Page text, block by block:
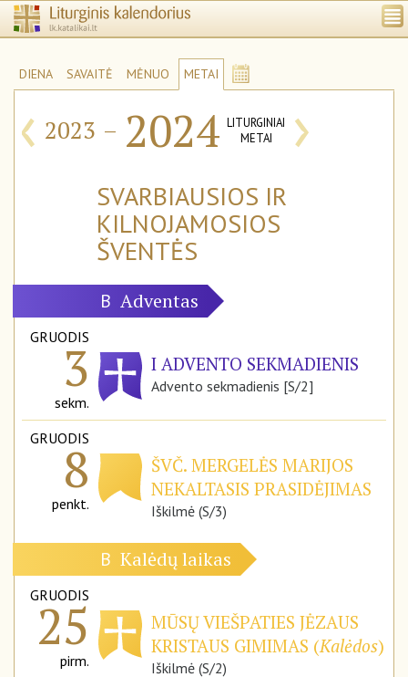
DIENA SAVAITĖ MĖNUO METAI
‹ 2023 – 2024 LITURGINIAI
METAI
›
SVARBIAUSIOS IR
KILNOJAMOSIOS
ŠVENTĖS
B Adventas
GRUODIS
3
sekm.
I ADVENTO SEKMADIENIS
Advento sekmadienis [S/2]
GRUODIS
8
penkt.
ŠVČ. MERGELĖS MARIJOS
NEKALTASIS PRASIDĖJIMAS
Iškilmė (S/3)
B Kalėdų laikas
GRUODIS
25
pirm.
MŪSŲ VIEŠPATIES JĖZAUS
KRISTAUS GIMIMAS (Kalėdos)
Iškilmė (S/2)